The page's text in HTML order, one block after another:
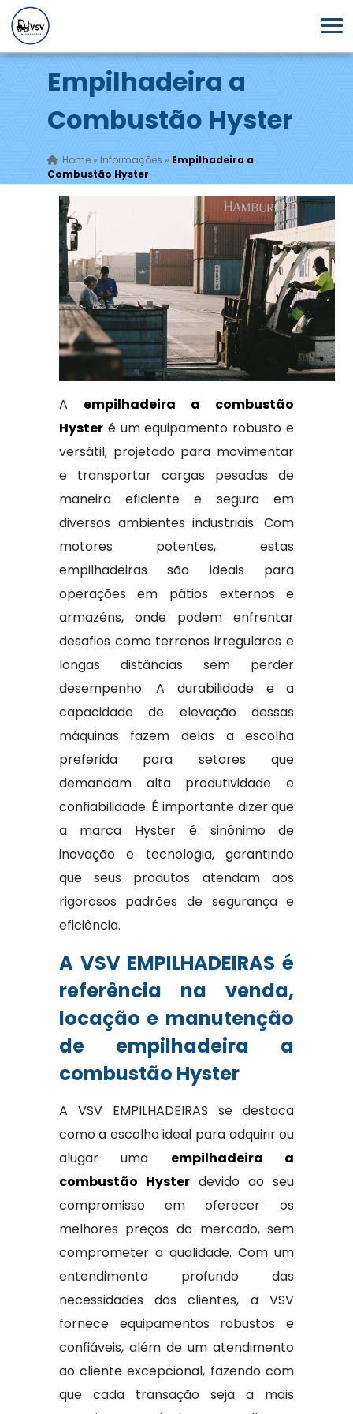
Empilhadeira a
Combustão Hyster
Home» Informações » Empilhadeira a
Combustão Hyster
A empilhadeira a combustão
Hysteré um equipamento robusto e
versátil, projetado para movimentar
e transportar cargas pesadas de
maneira eficiente e segura em
diversos ambientes industriais. Com
motores potentes, estas
empilhadeiras são ideais para
operações em pátios externos e
armazéns, onde podem enfrentar
desafios como terrenos irregulares e
longas distâncias sem perder
desempenho. A durabilidade e a
capacidade de elevação dessas
máquinas fazem delas a escolha
preferida para setores que
demandam alta produtividade e
confiabilidade. É importante dizer que
a marca Hyster é sinônimo de
inovação e tecnologia, garantindo
que seus produtos atendam aos
rigorosos padrões de segurança e
eficiência.
A VSV EMPILHADEIRAS é
referência na venda,
locação e manutenção
de empilhadeira a
combustão Hyster
A VSV EMPILHADEIRAS se destaca
como a escolha ideal para adquirir ou
alugar uma empilhadeira a
combustão Hysterdevido ao seu
compromisso em oferecer os
melhores preços do mercado, sem
comprometer a qualidade. Com um
entendimento profundo das
necessidades dos clientes, a VSV
fornece equipamentos robustos e
confiáveis, além de um atendimento
ao cliente excepcional, fazendo com
que cada transação seja a mais